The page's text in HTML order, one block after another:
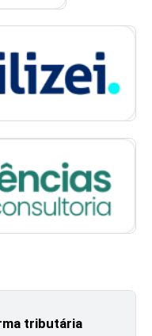
tributária